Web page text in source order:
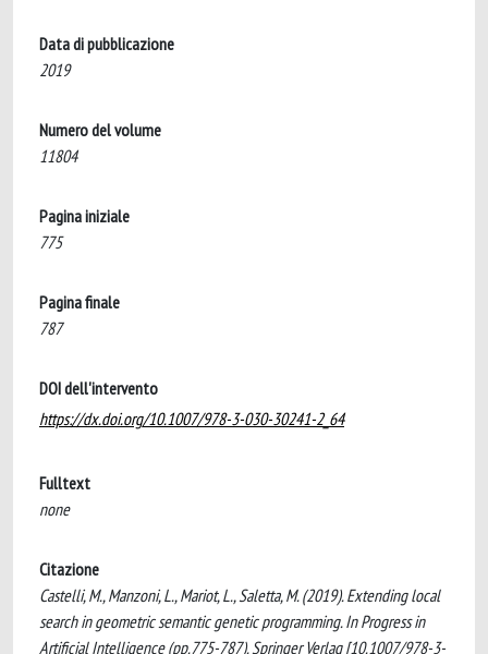
Data di pubblicazione
2019
Numero del volume
11804
Pagina iniziale
775
Pagina finale
787
DOI dell'intervento
https://dx.doi.org/10.1007/978-3-030-30241-2_64
Fulltext
none
Citazione
Castelli, M., Manzoni, L., Mariot, L., Saletta, M. (2019). Extending local
search in geometric semantic genetic programming. In Progress in
Artificial Intelligence (pp.775-787). Springer Verlag [10.1007/978-3-